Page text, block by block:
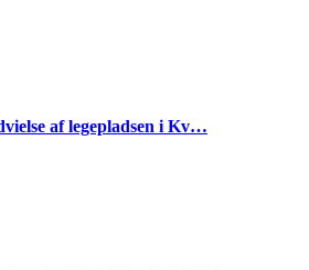
af legepladsen i Kv…